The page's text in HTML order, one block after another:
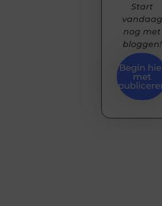
Start
vandaag
nog met
bloggen!
Begin
met